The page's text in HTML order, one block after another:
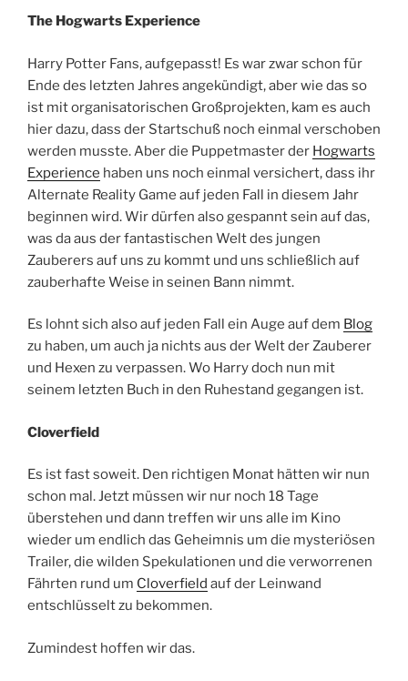
The Hogwarts Experience
Harry Potter Fans, aufgepasst! Es war zwar schon für
Ende des letzten Jahres angekündigt, aber wie das so
ist mit organisatorischen Großprojekten, kam es auch
hier dazu, dass der Startschuß noch einmal verschoben
werden musste. Aber die Puppetmaster der Hogwarts
Experience haben uns noch einmal versichert, dass ihr
Alternate Reality Game auf jeden Fall in diesem Jahr
beginnen wird. Wir dürfen also gespannt sein auf das,
was da aus der fantastischen Welt des jungen
Zauberers auf uns zu kommt und uns schließlich auf
zauberhafte Weise in seinen Bann nimmt.
Es lohnt sich also auf jeden Fall ein Auge auf dem Blog
zu haben, um auch ja nichts aus der Welt der Zauberer
und Hexen zu verpassen. Wo Harry doch nun mit
seinem letzten Buch in den Ruhestand gegangen ist.
Cloverfield
Es ist fast soweit. Den richtigen Monat hätten wir nun
schon mal. Jetzt müssen wir nur noch 18 Tage
überstehen und dann treffen wir uns alle im Kino
wieder um endlich das Geheimnis um die mysteriösen
Trailer, die wilden Spekulationen und die verworrenen
Fährten rund um Cloverfield auf der Leinwand
entschlüsselt zu bekommen.
Zumindest hoffen wir das.